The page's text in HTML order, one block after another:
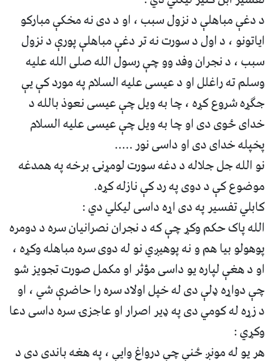
د دغې مباهلې د نزول سبب ، او د دی نه مخکې مبارکو
ایاتونو ، د اول د سورت نه تر دغې مباهلې پورې د نزول
سبب ، د نجران وفد وو چې رسول الله صلی الله علیه
وسلم ته راغلل او د عیسی علیه السلام په مورد کې یې
جګړه شروع کړه ، چا به ویل چې عیسی نعوذ بالله د
خدای ځوی دی او چا به ویل چې عیسی علیه السلام
پخپله خدای دی او داسی نور .....
نو الله جل جلاله د دغه سورت لومړنۍ برخه په همدغه
موضوع کې د دوی په رد کې نازله کړه.
کابلي تفسیر په دی اړه داسی لیکلي دي :
الله پاک حکم وکړ چې که د نجران نصرانیان سره د دومره
پوهولو بیا هم و نه پوهیږي نو له دوی سره مباهله وکړه ،
او د هغې لپاره یو داسی مؤثر او مکمل صورت تجویز شو
چې دواړه ډلې دی له خپل اولاد سره را حاضرې شي ، او
د زړه له کومي دی په ډیر اصرار او عاجزۍ سره داسی دعا
وکړي :
هر یو له مونږ ځنې چې درواغ وایې ، په هغه باندی دی د